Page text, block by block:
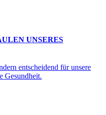
UNSERES
entscheidend für unsere
Gesundheit.